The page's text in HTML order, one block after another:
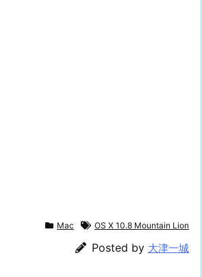
Mac OS X 10.8 Mountain Lion
Posted by 大津一城